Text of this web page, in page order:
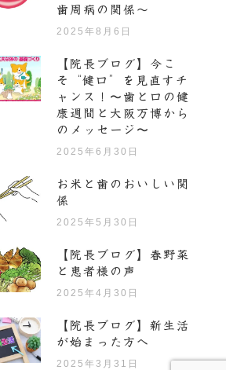
歯周病の関係～
2025年8月6日
【院長ブログ】今こ
そ“健口”を見直すチ
ャンス！〜歯と口の健
康週間と大阪万博から
のメッセージ〜
2025年6月30日
お米と歯のおいしい関
係
2025年5月30日
【院長ブログ】春野菜
と患者様の声
2025年4月30日
【院長ブログ】新生活
が始まった方へ
2025年3月31日